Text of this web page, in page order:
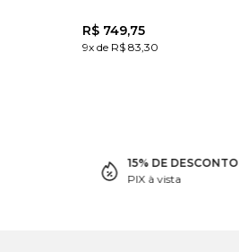
R$ 749,75
9x de R$ 83,30
15% DE DESCONTO
PIX à vista